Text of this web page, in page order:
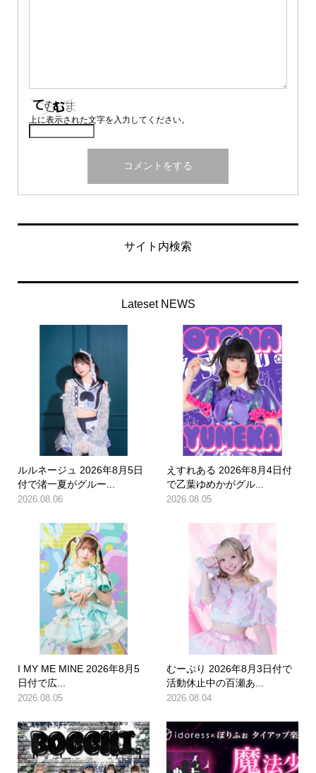
上に表示された文字を入力してください。
サイト内検索
Lateset NEWS
ルルネージュ 2026年8月5日
付で渚一夏がグルー...
2026.08.06
えすれある 2026年8月4日付
で乙葉ゆめかがグル...
2026.08.05
I MY ME MINE 2026年8月5
日付で広...
2026.08.05
むーぷり 2026年8月3日付で
活動休止中の百瀬あ...
2026.08.04